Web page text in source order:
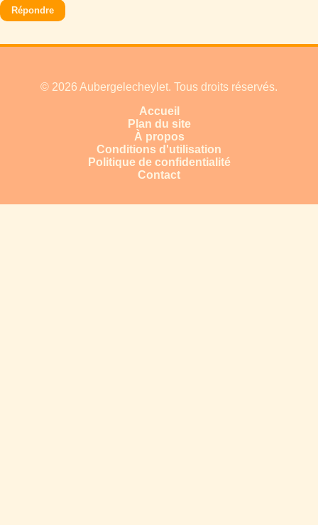
Répondre
© 2026 Aubergelecheylet. Tous droits réservés.
Accueil
Plan du site
À propos
Conditions d'utilisation
Politique de confidentialité
Contact